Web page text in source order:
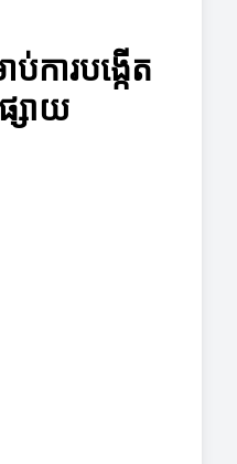
ការបង្កើត
សាយ